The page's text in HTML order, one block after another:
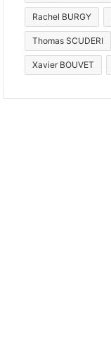
Rachel BURGY
Thomas SCUDERI
Xavier BOUVET